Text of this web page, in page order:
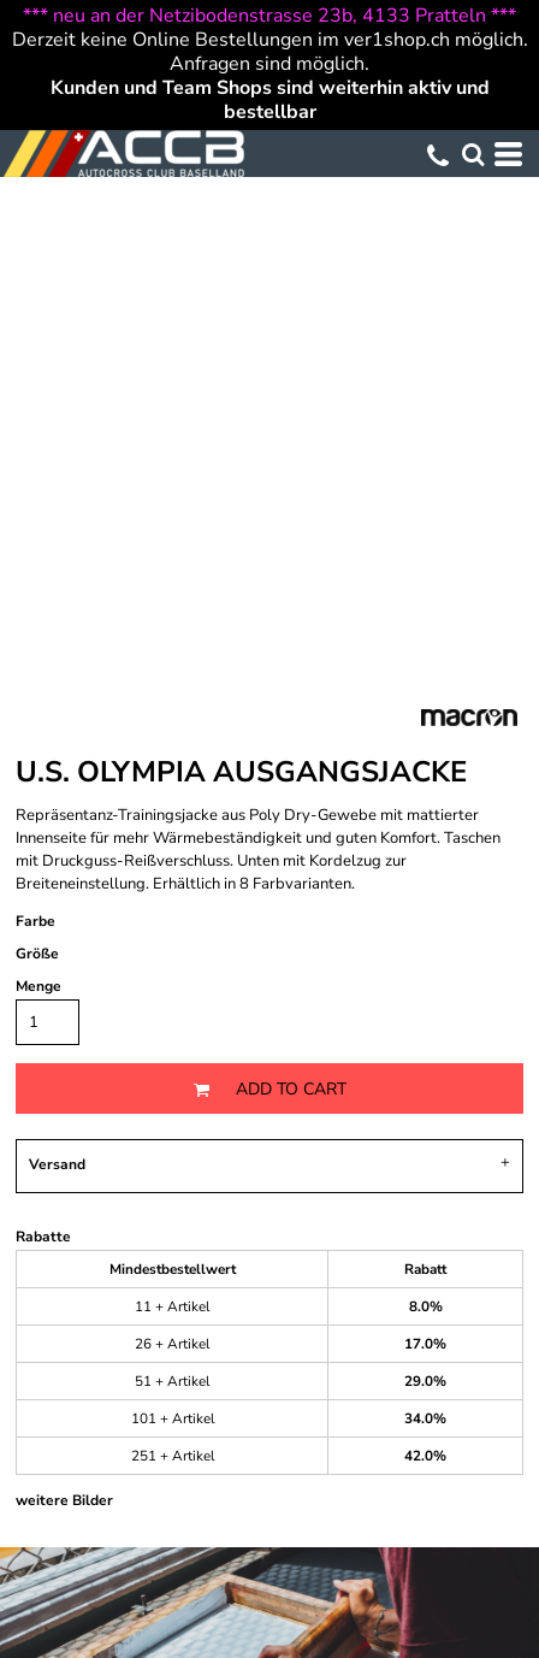
*** neu an der Netzibodenstrasse 23b, 4133 Pratteln ***
Derzeit keine Online Bestellungen im ver1shop.ch möglich.
Anfragen sind möglich.
Kunden und Team Shops sind weiterhin aktiv und
bestellbar
U.S. OLYMPIA AUSGANGSJACKE
Repräsentanz-Trainingsjacke aus Poly Dry-Gewebe mit mattierter
Innenseite für mehr Wärmebeständigkeit und guten Komfort. Taschen
mit Druckguss-Reißverschluss. Unten mit Kordelzug zur
Breiteneinstellung. Erhältlich in 8 Farbvarianten.
Farbe
Größe
Menge
ADD TO CART
Versand
Rabatte
Mindestbestellwert
Rabatt
11 + Artikel
8.0%
26 + Artikel
17.0%
51 + Artikel
29.0%
101 + Artikel
34.0%
251 + Artikel
42.0%
weitere Bilder